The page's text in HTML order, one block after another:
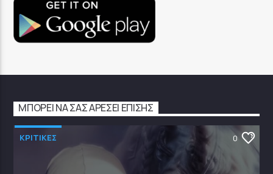
ΜΠΟΡΕΊ ΝΑ ΣΑΣ ΑΡΈΣΕΙ ΕΠΊΣΗΣ
ΚΡΙΤΙΚΕΣ 0